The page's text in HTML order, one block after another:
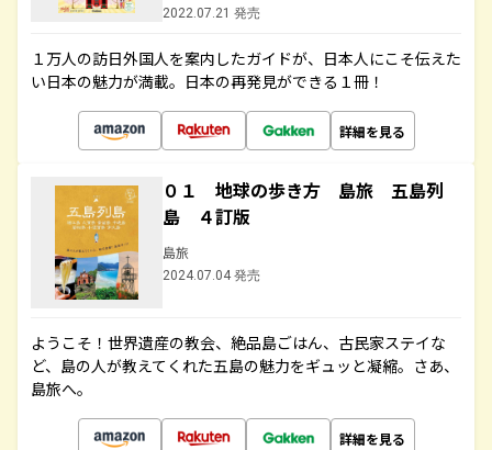
2022.07.21 発売
１万人の訪日外国人を案内したガイドが、日本人にこそ伝えた
い日本の魅力が満載。日本の再発見ができる１冊！
詳細を見る
０１ 地球の歩き方 島旅 五島列
島 ４訂版
島旅
2024.07.04 発売
ようこそ！世界遺産の教会、絶品島ごはん、古民家ステイな
ど、島の人が教えてくれた五島の魅力をギュッと凝縮。さあ、
島旅へ。
詳細を見る